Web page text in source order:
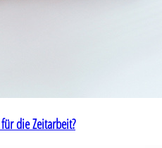
die Zeitarbeit?